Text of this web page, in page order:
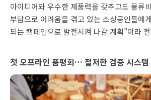
아이디어와 우수한 제품력을 갖추고도 물류
부담으로 어려움을 겪고 있는 소상공인들에
되는 캠페인으로 발전시켜 나갈 계획”이라
첫 오프라인 품평회… 철저한 검증 시스템